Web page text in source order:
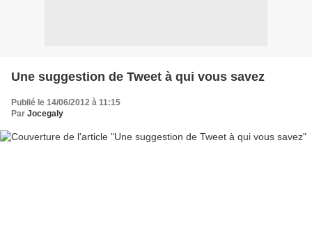
Une suggestion de Tweet à qui vous savez
Publié le 14/06/2012 à 11:15
Par Jocegaly